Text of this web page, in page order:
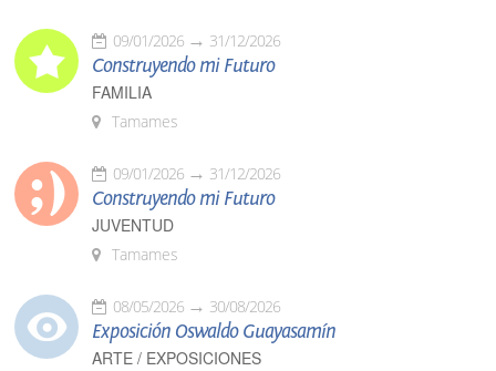
09/01/2026 31/12/2026
Construyendo mi Futuro
FAMILIA
Tamames
09/01/2026 31/12/2026
Construyendo mi Futuro
JUVENTUD
Tamames
08/05/2026 30/08/2026
Exposición Oswaldo Guayasamín
ARTE / EXPOSICIONES